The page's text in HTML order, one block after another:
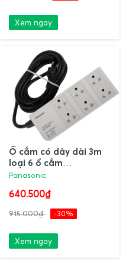
Xem ngay
Ổ cắm có dây dài 3m
loại 6 ổ cắm
WCHG2836 Panasonic
Panasonic
640.500₫
915.000₫ -30%
Xem ngay